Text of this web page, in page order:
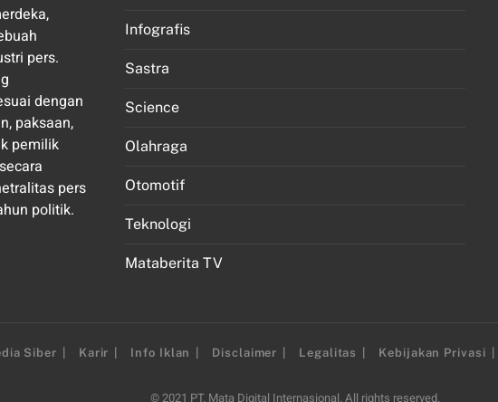
pers.
dengan
paksaan,
pemilik
pers
politik.
Infografis
Sastra
Science
Olahraga
Otomotif
Teknologi
Mataberita TV
Siber Karir Info Iklan Disclaimer Legalitas Kebijakan Privasi
© 2021 PT. Mata Digital Internasional. All rights reserved.